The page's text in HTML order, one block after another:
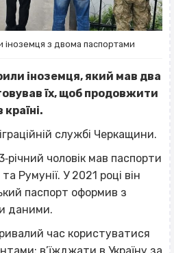
іноземця з двома паспортами
іноземця, який мав два
їх, щоб продовжити
службі Черкащини.
чоловік мав паспорти
Румунії. У 2021 році він
паспорт оформив з
даними.
час користуватися